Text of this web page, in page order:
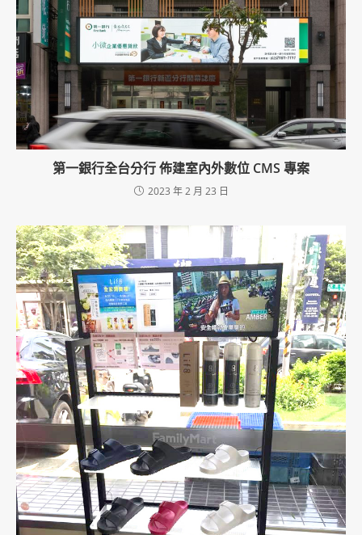
第一銀行全台分行 佈建室內外數位 CMS 專案
2023 年 2 月 23 日